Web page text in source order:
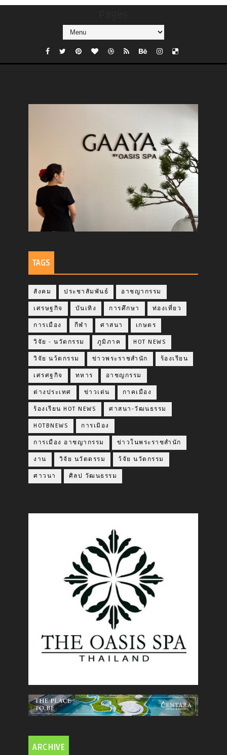
TAGS
สังคม ประชาสัมพันธ์ อาชญากรรม
เศรษฐกิจ บันเทิง การศึกษา ท่องเที่ยว
การเมือง กีฬา ศาสนา เกษตร
วิจัย - นวัตกรรม ภูมิภาค HOT NEWS
วิจัย นว้ตกรรม ข่าวพระราชสำนัก ร้องเรียน
เศรศฐกิจ ทหาร อาชญกรรม
ต่างประเทศ ข่าวเด่น กาคเมือง
ร้องเรียน HOT NEWS ศาสนา-วัฒนธรรม
HOTBNEWS การเมิอง
การเมือง อาชญากรรม ข่าวในพระราชสำนัก
งาน วิจัย นวัตดรรม ว้จัย นวัตกรรม
ศาวนา ศิลป วัฒนธรรม
ARCHIVE